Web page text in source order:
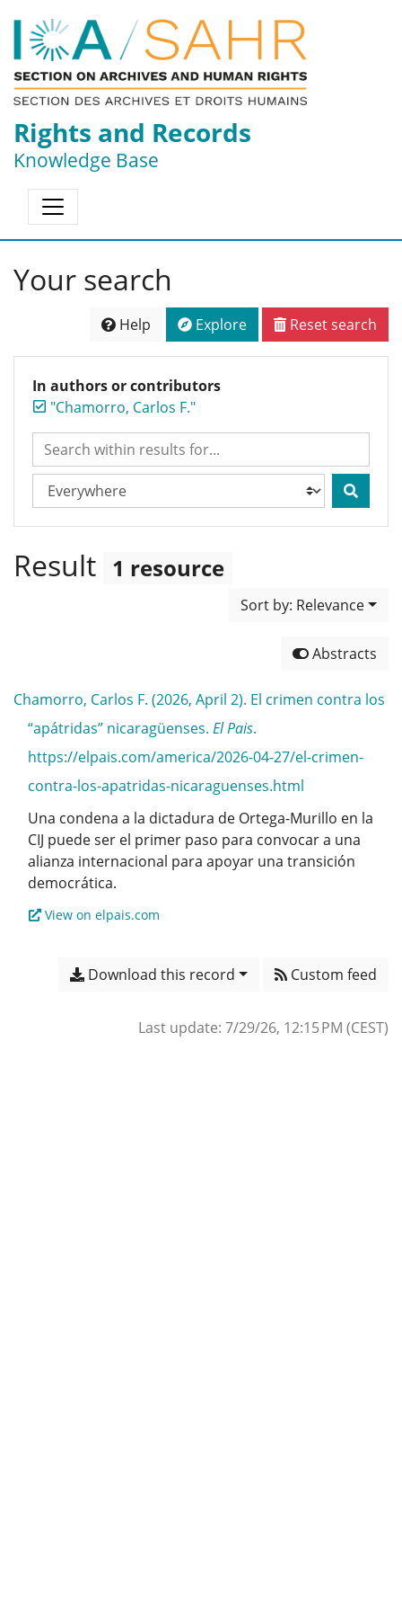
Rights and Records
Knowledge Base
Your search
Help Explore Reset search
In authors or contributors
"Chamorro, Carlos F."
Search within results for...
Search in...
Result 1 resource
Sort by: Relevance
Abstracts
Chamorro, Carlos F. (2026, April 2). El crimen contra los
“apátridas” nicaragüenses. El Pais.
https://elpais.com/america/2026-04-27/el-crimen-
contra-los-apatridas-nicaraguenses.html
Una condena a la dictadura de Ortega-Murillo en la
CIJ puede ser el primer paso para convocar a una
alianza internacional para apoyar una transición
View on elpais.com
Download this record Custom feed
Last update: 7/29/26, 12:15 PM (CEST)